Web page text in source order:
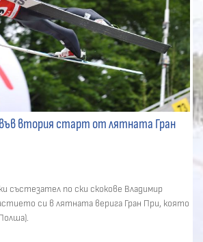
втория старт от лятната Гран
състезател по ски скокове Владимир
си в лятната верига Гран При, която